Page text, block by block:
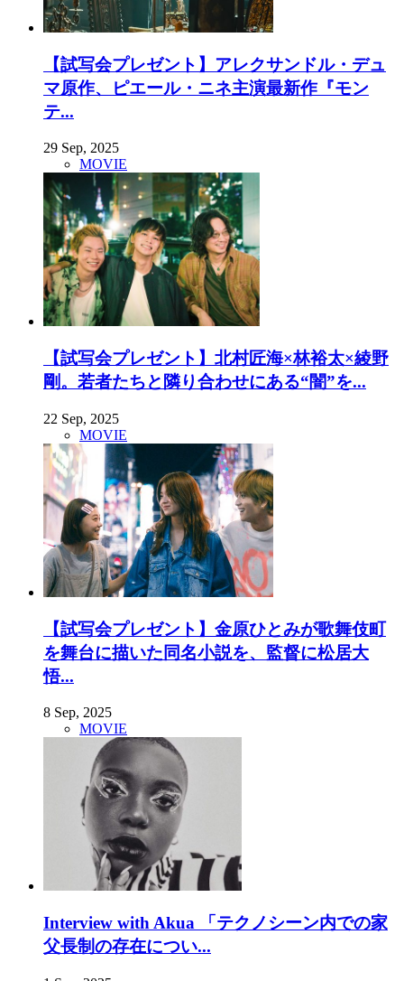
【試写会プレゼント】アレクサンドル・デュ
マ原作、ピエール・ニネ主演最新作『モン
テ...
29 Sep, 2025
MOVIE
【試写会プレゼント】北村匠海×林裕太×綾野
剛。若者たちと隣り合わせにある“闇”を...
22 Sep, 2025
MOVIE
【試写会プレゼント】金原ひとみが歌舞伎町
を舞台に描いた同名小説を、監督に松居大
悟...
8 Sep, 2025
MOVIE
Interview with Akua 「テクノシーン内での家
父長制の存在につい...